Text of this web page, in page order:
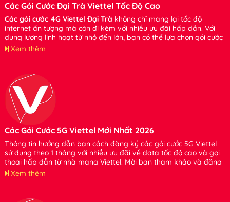
Các Gói Cước Đại Trà Viettel Tốc Độ Cao
Các gói cước 4G Viettel Đại Trà không chỉ mang lại tốc độ
internet ấn tượng mà còn đi kèm với nhiều ưu đãi hấp dẫn. Với
dung lượng linh hoạt từ nhỏ đến lớn, bạn có thể lựa chọn gói cước
phù hợp với nhu cầu của mình mà không cần lo lắng về việc tiêu
Xem thêm
Các Gói Cước 5G Viettel Mới Nhất 2026
Thông tin hướng dẫn bạn cách đăng ký các gói cước 5G Viettel
sử dụng theo 1 tháng với nhiều ưu đãi về data tốc độ cao và gọi
thoại hấp dẫn từ nhà mạng Viettel. Mời bạn tham khảo và đăng
ký sử dụng nhé
Xem thêm